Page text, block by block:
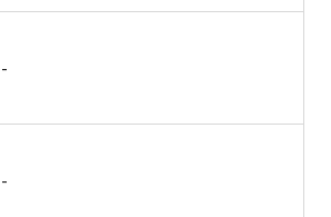
-
-